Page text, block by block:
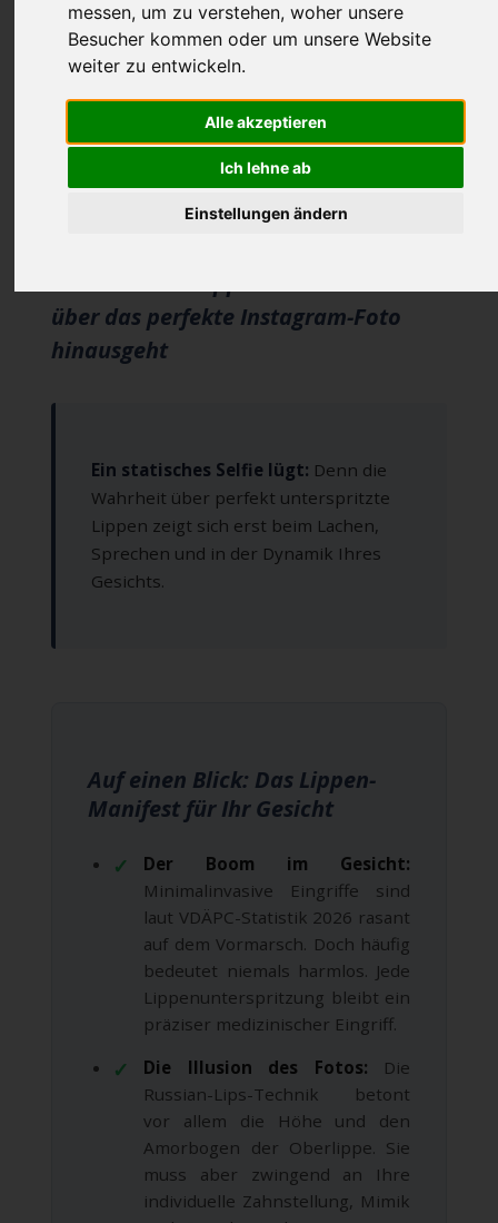
messen, um zu verstehen, woher unsere
Besucher kommen oder um unsere Website
weiter zu entwickeln.
Alle akzeptieren
Ich lehne ab
Einstellungen ändern
über das perfekte Instagram-Foto
hinausgeht
Ein statisches Selfie lügt: Denn die
Wahrheit über perfekt unterspritzte
Lippen zeigt sich erst beim Lachen,
Sprechen und in der Dynamik Ihres
Gesichts.
Auf einen Blick: Das Lippen-
Manifest für Ihr Gesicht
Der Boom im Gesicht:
Minimalinvasive Eingriffe sind
laut VDÄPC-Statistik 2026 rasant
auf dem Vormarsch. Doch häufig
bedeutet niemals harmlos. Jede
Lippenunterspritzung bleibt ein
präziser medizinischer Eingriff.
Die Illusion des Fotos: Die
Russian-Lips-Technik betont
vor allem die Höhe und den
Amorbogen der Oberlippe. Sie
muss aber zwingend an Ihre
individuelle Zahnstellung, Mimik